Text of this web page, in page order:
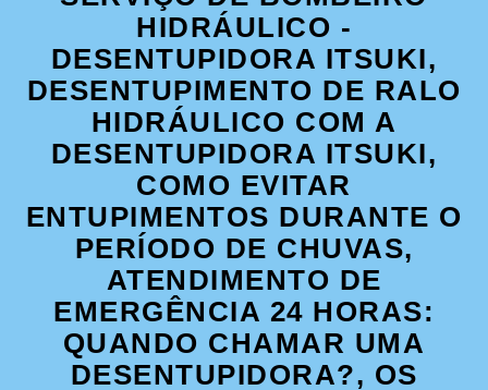
HIDRÁULICO -
DESENTUPIDORA ITSUKI,
DESENTUPIMENTO DE RALO
HIDRÁULICO COM A
DESENTUPIDORA ITSUKI,
COMO EVITAR
ENTUPIMENTOS DURANTE O
PERÍODO DE CHUVAS,
ATENDIMENTO DE
EMERGÊNCIA 24 HORAS:
QUANDO CHAMAR UMA
DESENTUPIDORA?, OS